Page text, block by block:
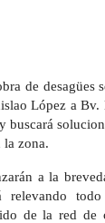
de desagües
López a Bv.
buscará
la zona.
a la
relevando
de la red de